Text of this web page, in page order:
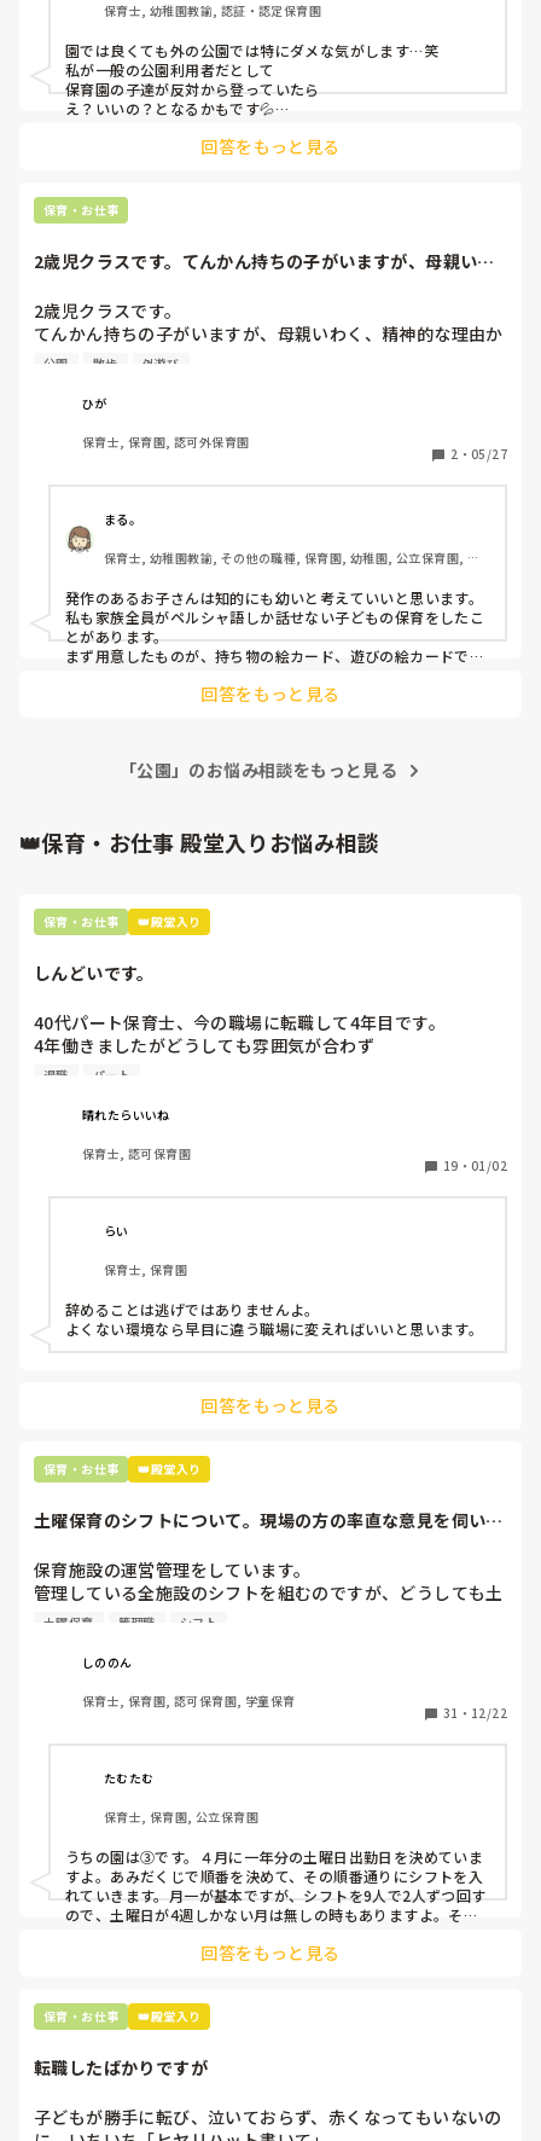
同じようなルールの園の方はいらっしゃいますか？
保育士, 幼稚園教諭, 認証・認定保育園
園では良くても外の公園では特にダメな気がします…笑
私が一般の公園利用者だとして
保育園の子達が反対から登っていたら
え？いいの？となるかもです💦
基本的に逆から登るのは危険ですよね。
回答をもっと見る
保育・お仕事
2歳児クラスです。てんかん持ちの子がいますが、母親いわ
2歳児クラスです。
てんかん持ちの子がいますが、母親いわく、精神的な理由か
ら痙攣が起きやすいと言われている子がいます。
ないため、祖母に合わせて言語が日本語ではありません。そ
それを真似する姿も見られません。
こういう場合、お散歩などの外遊びはどうしていますか？公
園なども人が少ない場所を選ぶ、痙攣が起きたら全員すぐ帰
園するなどの対応を考えていますが、そうなった場合、他の
子達の気持ちを満たしてあげられていないので、どうしたら
良いのか分かりません。
アドバイスお願いします。
公園 散歩 外遊び
ひが
保育士, 保育園, 認可外保育園
2 ・ 05/27
まる。
保育士, 幼稚園教諭, その他の職種, 保育園, 幼稚園, 公立保育園, 認
課後等デイサービス, 児童施設, 児童発達支援施設, 乳児院
発作のあるお子さんは知的にも幼いと考えていいと思います。
私も家族全員がペルシャ語しか話せない子どもの保育をしたこ
とがあります。
まず用意したものが、持ち物の絵カード、遊びの絵カードで
と音声変換機（スマホ）です。
その子どもはてんかん以外に診断はありますか？加配や補助職
回答をもっと見る
「公園」のお悩み相談をもっと見る
👑保育・お仕事 殿堂入りお悩み相談
保育・お仕事 👑殿堂入り
しんどいです。
40代パート保育士、今の職場に転職して4年目です。
4年働きましたがどうしても雰囲気が合わず
退職しようと思っています。
周りの職員は、勤続10年以上から何十年という先生がほとん
保護者子どもの愚痴悪口が多く、
今で言う不適切保育も
仕方ないよね
子どもの言いなりになればいいんだね
などいう意見で…
上の先生に相談することは難しそうです。
最後の職場にしようと思っていましたが
辞めることは逃げ、と、過去辞めた人も何年も言われ続けて
います
退職 パート
晴れたらいいね
保育士, 認可保育園
19 ・ 01/02
らい
保育士, 保育園
辞めることは逃げではありませんよ。
よくない環境なら早目に違う職場に変えればいいと思います。
回答をもっと見る
保育・お仕事 👑殿堂入り
土曜保育のシフトについて。現場の方の率直な意見を伺いた
保育施設の運営管理をしています。
管理している全施設のシフトを組むのですが、どうしても土
曜保育だけは入れる方が少なく、いつも苦労しています。
て入職しているはずですが、いざ勤務が始まると一日も土曜
①土曜日の希望休は2日まで、と制限をかける
②毎月、必ず土曜保育に入ることのできる日を1日だけピッ
③仮シフトが出た時、土曜出勤が難しければ自身で代わりの
人を交渉して見つけてもらう
上記のいずれかの対策を取り入れることを考えています。
土曜保育 管理職 シフト
しののん
保育士, 保育園, 認可保育園, 学童保育
31 ・ 12/22
たむたむ
保育士, 保育園, 公立保育園
うちの園は③です。４月に一年分の土曜日出勤日を決めていま
すよ。あみだくじで順番を決めて、その順番通りにシフトを入
れていきます。月一が基本ですが、シフトを9人で2人ずつ回す
ので、土曜日が4週しかない月は無しの時もありますよ。その
て貰い、主任に報告してます。
回答をもっと見る
保育・お仕事 👑殿堂入り
転職したばかりですが
子どもが勝手に転び、泣いておらず、赤くなってもいないの